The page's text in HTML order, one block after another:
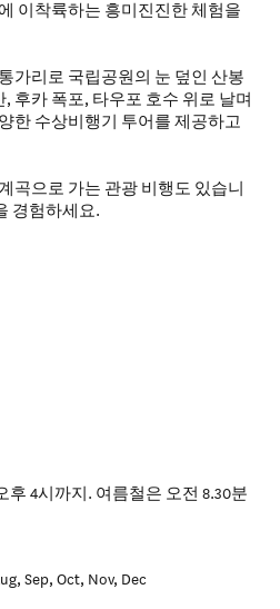
이착륙하는 흥미진진한 체험을
가리로 국립공원의 눈 덮인 산봉
후카 폭포, 타우포 호수 위로 날며
한 수상비행기 투어를 제공하고
곡으로 가는 관광 비행도 있습니
경험하세요.
후 4시까지. 여름철은 오전 8.30분
Sep, Oct, Nov, Dec